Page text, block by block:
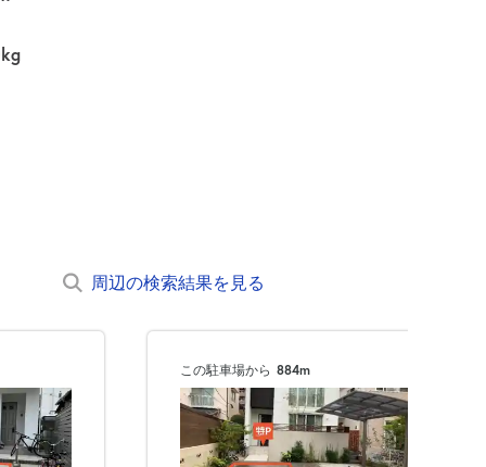
周辺の検索結果を見る
この駐車場から 884m